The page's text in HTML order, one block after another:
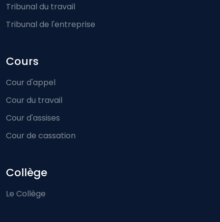
Tribunal du travail
Tribunal de l'entreprise
Cours
Cour d'appel
Cour du travail
Cour d'assises
Cour de cassation
Collège
Le Collège